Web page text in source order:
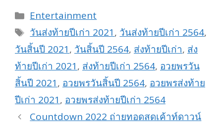
Categories
Entertainment
Tags
วันส่งท้ายปีเก่า 2021, วันส่งท้ายปีเก่า 2564,
วันสิ้นปี 2021, วันสิ้นปี 2564, ส่งท้ายปีเก่า, ส่ง
ท้ายปีเก่า 2021, ส่งท้ายปีเก่า 2564, อวยพรวัน
สิ้นปี 2021, อวยพรวันสิ้นปี 2564, อวยพรส่งท้าย
ปีเก่า 2021, อวยพรส่งท้ายปีเก่า 2564
Countdown 2022 ถ่ายทอดสดเค้าท์ดาวน์